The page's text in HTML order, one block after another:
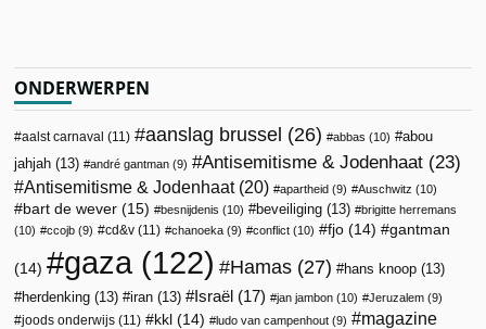
ONDERWERPEN
aalst carnaval (11) aanslag brussel (26) abbas (10)
abou
jahjah (13) andré gantman (9) Antisemitisme & Jodenhaat (23)
Antisemitisme & Jodenhaat(20) apartheid (9) Auschwitz (10)
bart de wever (15) besnijdenis (10) beveiliging (13)
brigitte herremans
(10)
ccojb (9) cd&v (11) chanoeka (9) conflict (10) fjo (14) gantman
(14) gaza (122) Hamas (27) hans knoop (13)
herdenking (13) iran (13) Israël (17) jan jambon (10) Jeruzalem (9)
joods onderwijs (11) kkl (14) ludo van campenhout (9)
magazine